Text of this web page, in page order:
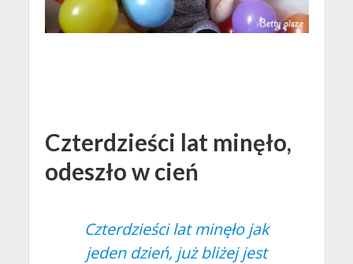
Czterdzieści lat minęło,
odeszło w cień
Czterdzieści lat minęło jak
jeden dzień, już bliżej jest